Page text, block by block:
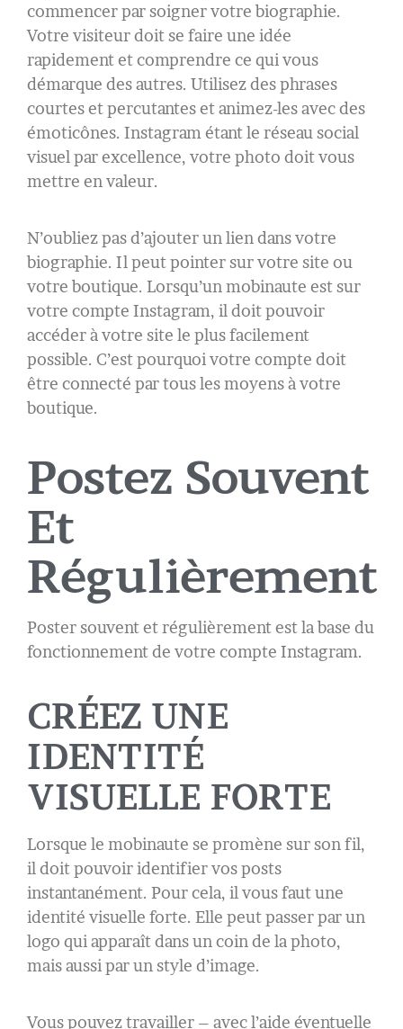
commencer par soigner votre biographie.
Votre visiteur doit se faire une idée
rapidement et comprendre ce qui vous
démarque des autres. Utilisez des phrases
courtes et percutantes et animez-les avec des
émoticônes. Instagram étant le réseau social
visuel par excellence, votre photo doit vous
mettre en valeur.
N’oubliez pas d’ajouter un lien dans votre
biographie. Il peut pointer sur votre site ou
votre boutique. Lorsqu’un mobinaute est sur
votre compte Instagram, il doit pouvoir
accéder à votre site le plus facilement
possible. C’est pourquoi votre compte doit
être connecté par tous les moyens à votre
boutique.
Postez Souvent
Et
Régulièrement
Poster souvent et régulièrement est la base du
fonctionnement de votre compte Instagram.
CRÉEZ UNE
IDENTITÉ
VISUELLE FORTE
Lorsque le mobinaute se promène sur son fil,
il doit pouvoir identifier vos posts
instantanément. Pour cela, il vous faut une
identité visuelle forte. Elle peut passer par un
logo qui apparaît dans un coin de la photo,
mais aussi par un style d’image.
Vous pouvez travailler – avec l’aide éventuelle